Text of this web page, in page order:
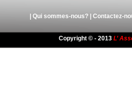
| Qui sommes-nous?| Contactez-
Copyright © - 2013 L’